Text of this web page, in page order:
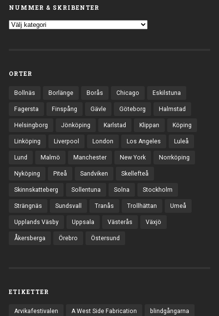
NUMMER & SKRIBENTER
ORTER
Bollnäs Borlänge Borås Chicago Eskilstuna
Fagersta Finspång Gävle Göteborg Halmstad
Helsingborg Jönköping Karlstad Klippan Köping
Linköping Liverpool London Los Angeles Luleå
Lund Malmö Manchester New York Norrköping
Nyköping Piteå Sandviken Skellefteå
Skinnskatteberg Sollentuna Solna Stockholm
Strängnäs Sundsvall Tranås Trollhättan Umeå
Upplands Väsby Uppsala Västerås Växjö
Åkersberga Örebro Östersund
ETIKETTER
Arvikafestivalen A West Side Fabrication blindgångarna